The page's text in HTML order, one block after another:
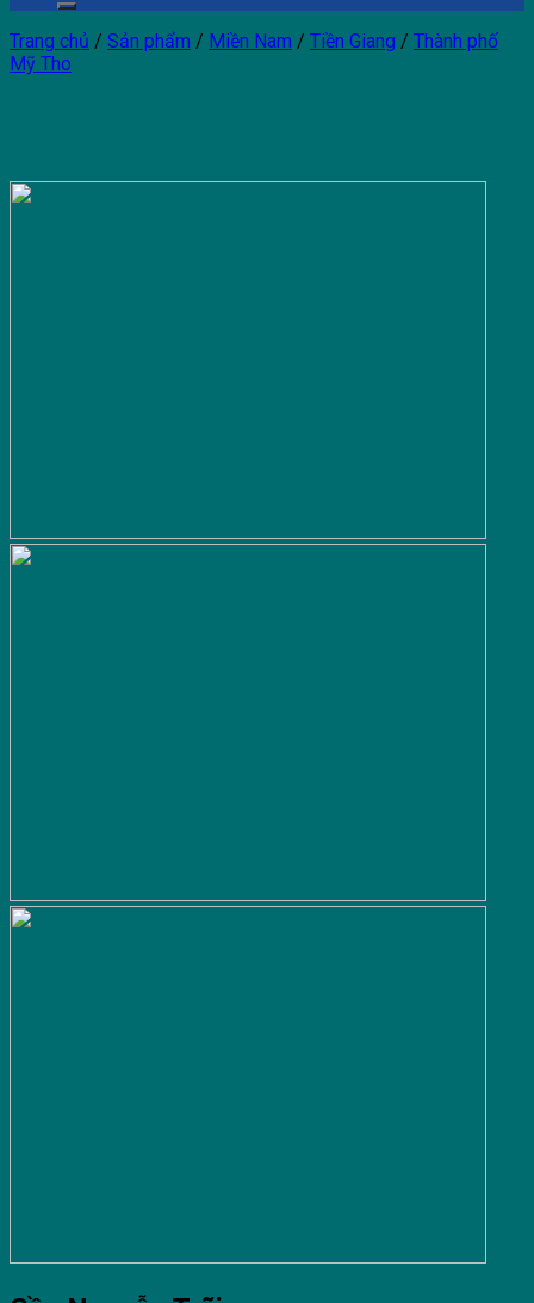
Trang chủ / Sản phẩm / Miền Nam / Tiền Giang / Thành phố
Mỹ Tho